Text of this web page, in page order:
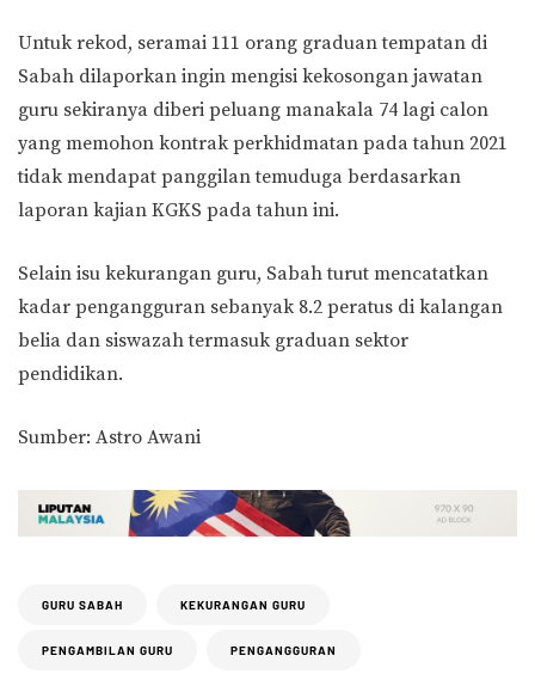
Untuk rekod, seramai 111 orang graduan tempatan di
Sabah dilaporkan ingin mengisi kekosongan jawatan
guru sekiranya diberi peluang manakala 74 lagi calon
yang memohon kontrak perkhidmatan pada tahun 2021
tidak mendapat panggilan temuduga berdasarkan
laporan kajian KGKS pada tahun ini.
Selain isu kekurangan guru, Sabah turut mencatatkan
kadar pengangguran sebanyak 8.2 peratus di kalangan
belia dan siswazah termasuk graduan sektor
pendidikan.
Sumber: Astro Awani
GURU SABAH KEKURANGAN GURU
PENGAMBILAN GURU PENGANGGURAN